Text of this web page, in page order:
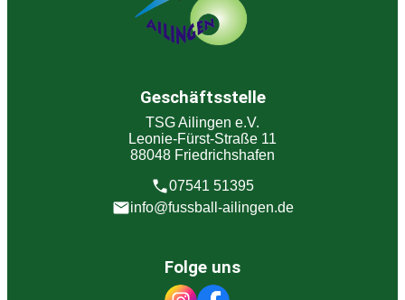
Geschäftsstelle
TSG Ailingen e.V.
Leonie-Fürst-Straße 11
88048 Friedrichshafen
07541 51395
info@fussball-ailingen.de
Folge uns